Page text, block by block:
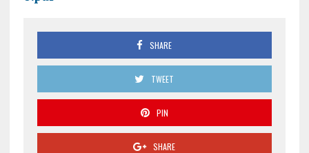
SHARE
TWEET
PIN
SHARE